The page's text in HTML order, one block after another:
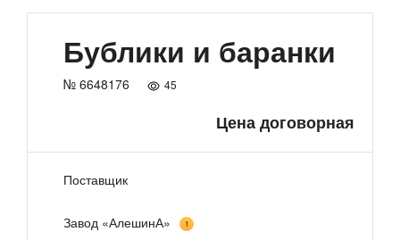
Бублики и баранки
№ 6648176 45
Цена договорная
Поставщик
Завод «АлешинА» 1